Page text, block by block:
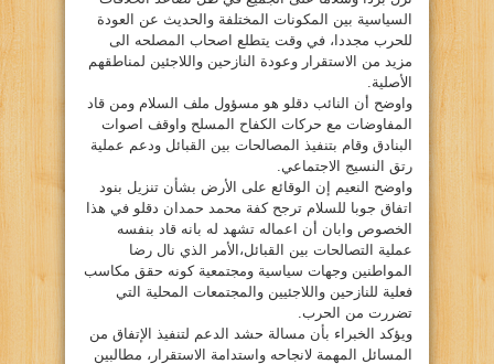
السياسية بين المكونات المختلفة والحديث عن العودة
للحرب مجددا، في وقت يتطلع اصحاب المصلحه الى
مزيد من الاستقرار وعودة النازحين واللاجئين لمناطقهم
الأصلية.
واوضح أن النائب دقلو هو مسؤول ملف السلام ومن قاد
المفاوضات مع حركات الكفاح المسلح واوقف اصوات
البنادق وقام بتنفيذ المصالحات بين القبائل ودعم عملية
رتق النسيج الاجتماعي.
واوضح النعيم إن الوقائع على الأرض بشأن تنزيل بنود
اتفاق جوبا للسلام ترجح كفة محمد حمدان دقلو في هذا
الخصوص وابان أن اعماله تشهد له بانه قاد بنفسه
عملية التصالحات بين القبائل،الأمر الذي نال رضا
المواطنين وجهات سياسية ومجتمعية كونه حقق مكاسب
فعلية للنازحين واللاجئيين والمجتمعات المحلية التي
تضررت من الحرب.
ويؤكد الخبراء بأن مسالة حشد الدعم لتنفيذ الإتفاق من
المسائل المهمة لانجاحه واستدامة الاستقرار، مطالبين